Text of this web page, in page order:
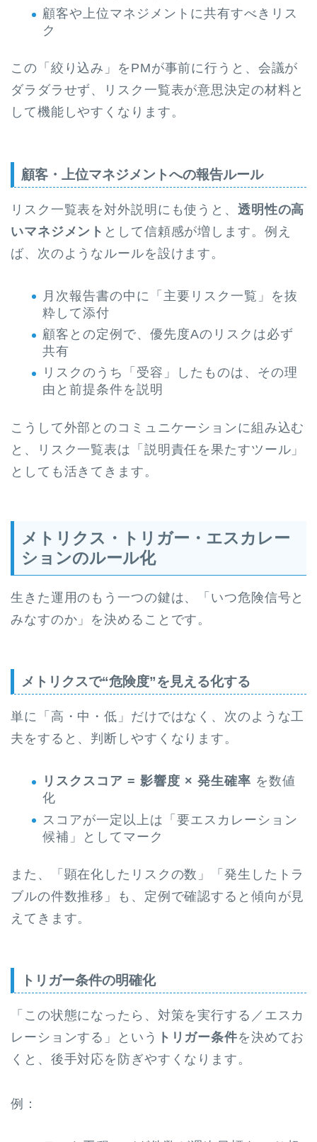
顧客や上位マネジメントに共有すべきリス
ク
この「絞り込み」をPMが事前に行うと、会議が
ダラダラせず、リスク一覧表が意思決定の材料と
して機能しやすくなります。
顧客・上位マネジメントへの報告ルール
リスク一覧表を対外説明にも使うと、 透明性の高
いマネジメント として信頼感が増します。例え
ば、次のようなルールを設けます。
月次報告書の中に「主要リスク一覧」を抜
粋して添付
顧客との定例で、優先度Aのリスクは必ず
共有
リスクのうち「受容」したものは、その理
由と前提条件を説明
こうして外部とのコミュニケーションに組み込む
と、リスク一覧表は「説明責任を果たすツール」
としても活きてきます。
メトリクス・トリガー・エスカレー
ションのルール化
生きた運用のもう一つの鍵は、「いつ危険信号と
みなすのか」を決めることです。
メトリクスで“危険度”を見える化する
単に「高・中・低」だけではなく、次のような工
夫をすると、判断しやすくなります。
リスクスコア = 影響度 × 発生確率 を数値
化
スコアが一定以上は「要エスカレーション
候補」としてマーク
また、「顕在化したリスクの数」「発生したトラ
ブルの件数推移」も、定例で確認すると傾向が見
えてきます。
トリガー条件の明確化
「この状態になったら、対策を実行する／エスカ
レーションする」という
トリガー条件を決めてお
くと、後手対応を防ぎやすくなります。
例：